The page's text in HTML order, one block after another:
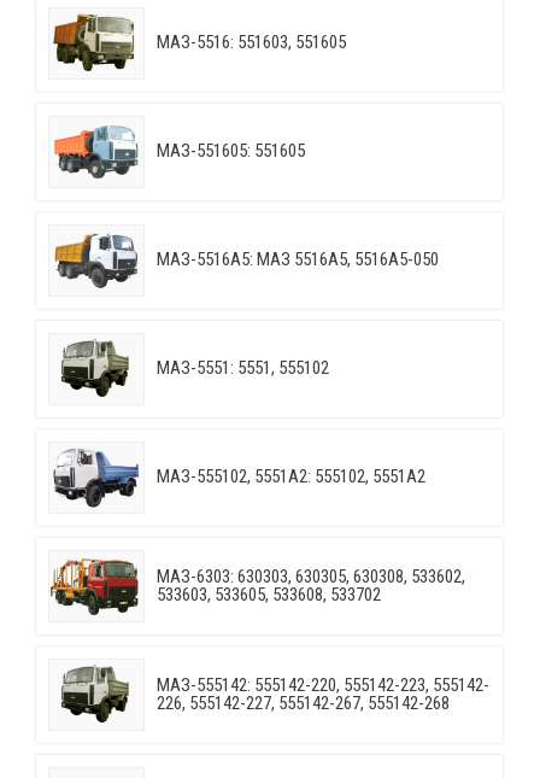
МАЗ-5516: 551603, 551605
МАЗ-551605: 551605
МАЗ-5516А5: МАЗ 5516А5, 5516А5-050
МАЗ-5551: 5551, 555102
МАЗ-555102, 5551А2: 555102, 5551А2
МАЗ-6303: 630303, 630305, 630308, 533602,
533603, 533605, 533608, 533702
МАЗ-555142: 555142-220, 555142-223, 555142-
226, 555142-227, 555142-267, 555142-268